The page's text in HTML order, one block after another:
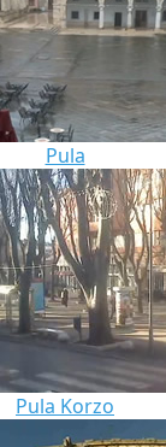
Pula
Pula Korzo